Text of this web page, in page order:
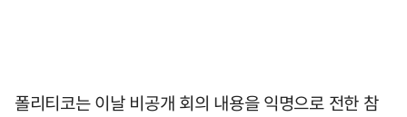
폴리티코는 이날 비공개 회의 내용을 익명으로 전한 참